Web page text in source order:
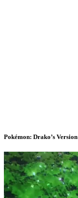
Pokémon: Drako’s Version